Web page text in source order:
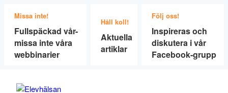
Missa inte!
Fullspäckad vår-
missa inte våra
webbinarier
Håll koll!
Aktuella
artiklar
Följ oss!
Inspireras och
diskutera i vår
Facebook-grupp